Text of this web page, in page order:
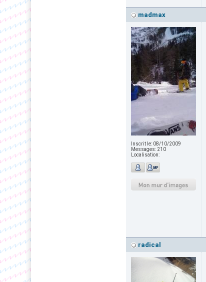
madmax
Inscrit le: 08/10/2009
Messages: 210
Localisation:
radical